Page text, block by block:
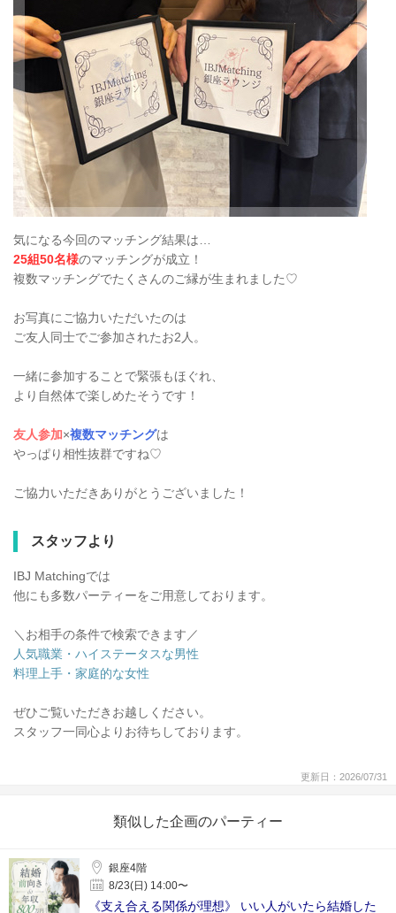
気になる今回のマッチング結果は…
25組50名様のマッチングが成立！
複数マッチングでたくさんのご縁が生まれました♡
お写真にご協力いただいたのは
ご友人同士でご参加されたお2人。
一緒に参加することで緊張もほぐれ、
より自然体で楽しめたそうです！
友人参加×複数マッチングは
やっぱり相性抜群ですね♡
ご協力いただきありがとうございました！
スタッフより
IBJ Matchingでは
他にも多数パーティーをご用意しております。
＼お相手の条件で検索できます／
人気職業・ハイステータスな男性
料理上手・家庭的な女性
ぜひご覧いただきお越しください。
スタッフ一同心よりお待ちしております。
更新日：2026/07/31
類似した企画のパーティー
銀座4階
8/23(日) 14:00〜
《支え合える関係が理想》 いい人がいたら結婚した